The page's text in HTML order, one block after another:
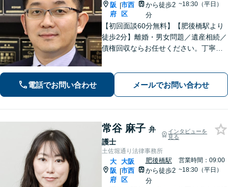
阪
府
|市西
区
から徒歩2
分
~18:30（平日）
【初回面談60分無料】【肥後橋駅より
徒歩2分】離婚・男女問題／遺産相続／
債権回収ならお任せください。丁寧な
の対応経験が豊富です。【夜間対応
可】【弁護士歴10年以上】
電話でお問い合わせ メールでお問い合わせ
常谷 麻子 弁
護士
インタビューを
見る
土佐堀通り法律事務所
大
阪
府
|
大阪
市西
区
肥後橋駅
から徒歩2
分
営業時間：09:00
~18:30（平日）